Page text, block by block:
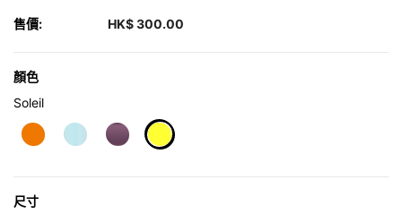
售價: HK$ 300.00
顏色
Soleil
尺寸